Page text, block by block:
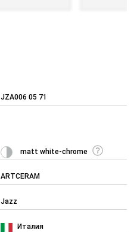
JZA006 05 71
matt white-chrome
ARTCERAM
Jazz
Италия